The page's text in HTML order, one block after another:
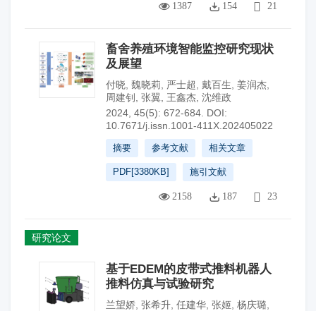
1387 154 21
畜舍养殖环境智能监控研究现状
及展望
付晓 魏晓莉 严士超 戴百生 姜润杰
周建钊 张翼 王鑫杰 沈维政
2024, 45(5): 672-684. DOI:
10.7671/j.issn.1001-411X.202405022
摘要 参考文献 相关文章
PDF[3380KB] 施引文献
2158 187 23
研究论文
基于EDEM的皮带式推料机器人
推料仿真与试验研究
兰望娇 张希升 任建华 张姬 杨庆璐